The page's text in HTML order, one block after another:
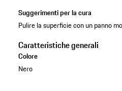
Suggerimenti per la cura
Pulire la superficie con un panno
Caratteristiche generali
Colore
Nero